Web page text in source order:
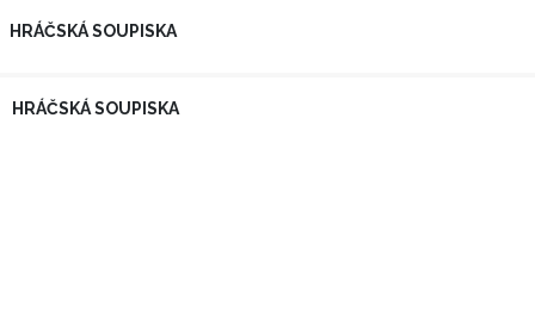
HRÁČSKÁ SOUPISKA
HRÁČSKÁ SOUPISKA